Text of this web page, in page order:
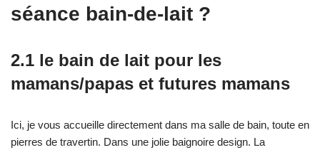
séance bain-de-lait ?
2.1 le bain de lait pour les
mamans/papas et futures mamans
Ici, je vous accueille directement dans ma salle de bain, toute en
pierres de travertin. Dans une jolie baignoire design. La